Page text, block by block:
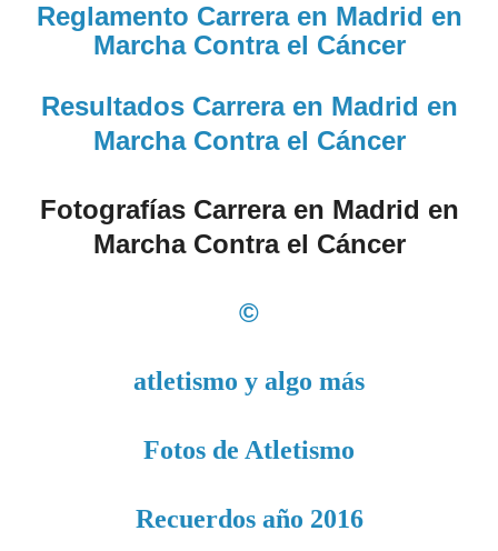
Reglamento Carrera en Madrid en
Marcha Contra el Cáncer
Resultados Carrera en Madrid en
Marcha Contra el Cáncer
Fotografías Carrera en Madrid en
Marcha Contra el Cáncer
©
atletismo y algo más
Fotos de Atletismo
Recuerdos año 2016